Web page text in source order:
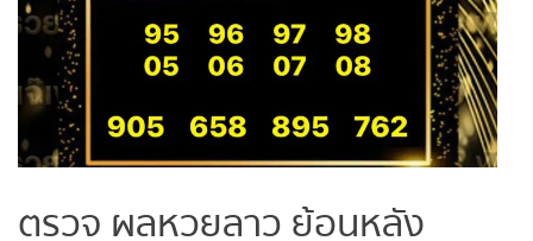
ตรวจ ผลหวยลาว ย้อนหลัง